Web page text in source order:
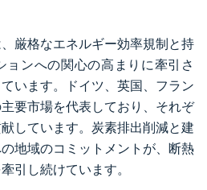
厳格なエネルギー効率規制と持
ョンへの関心の高まりに牽引さ
います。ドイツ、英国、フラン
要市場を代表しており、それぞ
しています。炭素排出削減と建
地域のコミットメントが、断熱
引し続けています。